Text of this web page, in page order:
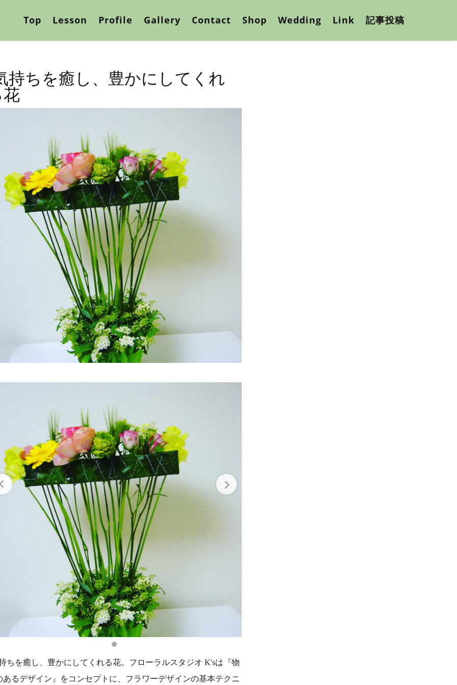
Top Lesson Profile Gallery Contact Shop Wedding Link 記事投稿
持ちを癒し、豊かにしてくれ
ちを癒し、豊かにしてくれる花。フローラルスタジオ K'sは『物
あるデザイン』をコンセプトに、フラワーデザインの基本テクニ